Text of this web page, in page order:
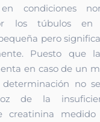
condiciones
los túbulos en
pero
Puesto que
en caso de un
determinación no
de la
creatinina